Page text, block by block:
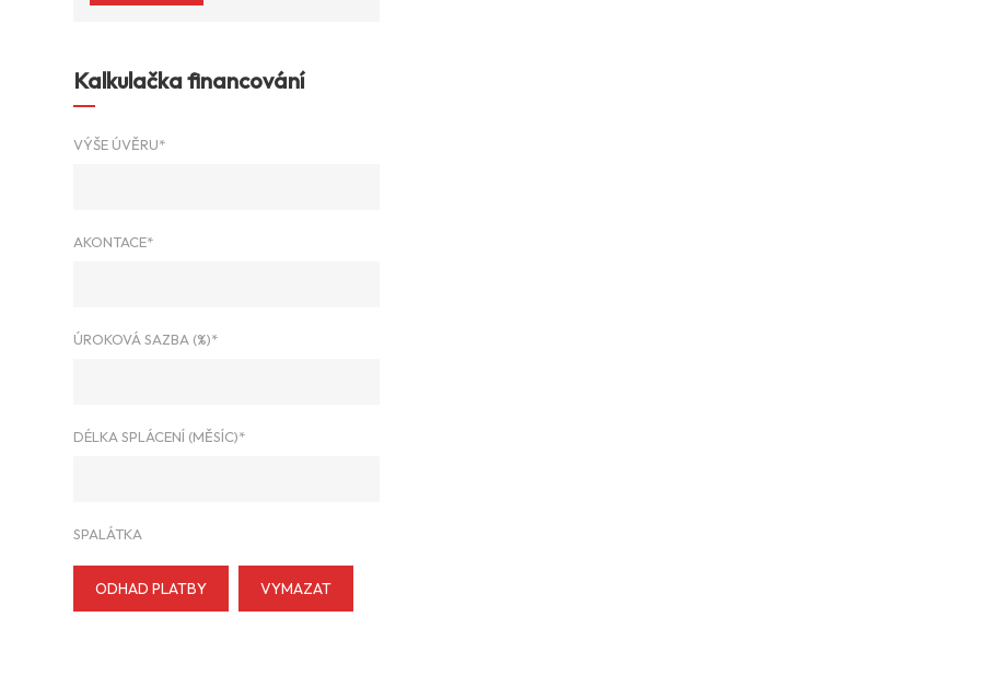
Kalkulačka financování
VÝŠE ÚVĚRU*
AKONTACE*
ÚROKOVÁ SAZBA (%)*
DÉLKA SPLÁCENÍ (MĚSÍC)*
SPALÁTKA
ODHAD PLATBY VYMAZAT